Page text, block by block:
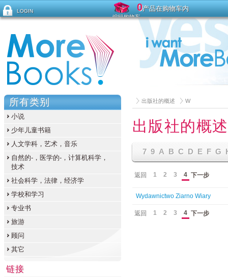
出版社的概述 W
出版社的概述
7 9 A B C D E F G
返回 1 2 3 4 下一步
Wydawnictwo Ziarno Wiary
返回 1 2 3 4 下一步
所有类别
小说
少年儿童书籍
人文学科，艺术，音乐
自然的-，医学的-，计算机科学，
技术
社会科学，法律，经济学
学校和学习
专业书
旅游
顾问
其它
链接
LOGIN
忘记密码？
0产品在购物车内
编辑购物车